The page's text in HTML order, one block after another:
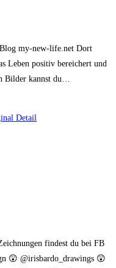
my-new-life.net Dort
Leben positiv bereichert und
Bilder kannst du…
findest du bei FB
😲 @irisbardo_drawings 😲